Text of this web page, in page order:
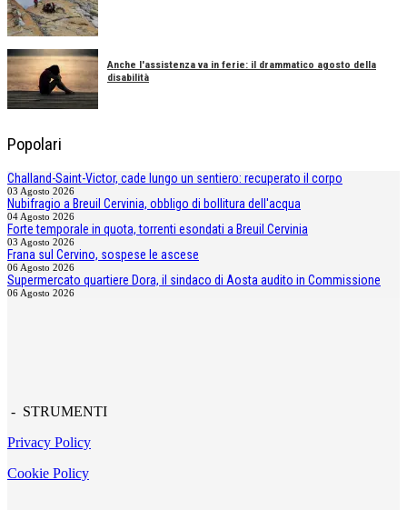
Anche l'assistenza va in ferie: il drammatico agosto della
disabilità
Popolari
Challand-Saint-Victor, cade lungo un sentiero: recuperato il corpo
03 Agosto 2026
Nubifragio a Breuil Cervinia, obbligo di bollitura dell'acqua
04 Agosto 2026
Forte temporale in quota, torrenti esondati a Breuil Cervinia
03 Agosto 2026
Frana sul Cervino, sospese le ascese
06 Agosto 2026
Supermercato quartiere Dora, il sindaco di Aosta audito in Commissione
06 Agosto 2026
- STRUMENTI
Privacy Policy
Cookie Policy